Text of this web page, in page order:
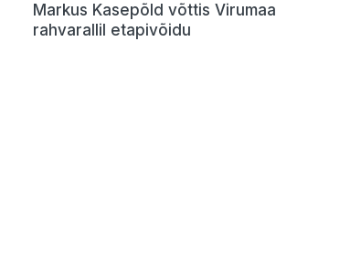
Markus Kasepõld võttis Virumaa
rahvarallil etapivõidu